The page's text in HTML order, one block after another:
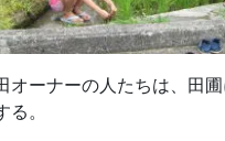
オーナーの人たちは、田
。